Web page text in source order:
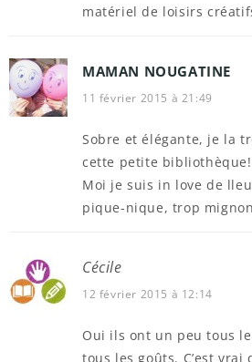
matériel de loisirs
MAMAN NOUGATINE
11 février 2015 à 21:49
Sobre et élégante, je la
cette petite bibliothèque!
Moi je suis in love de
pique-nique, trop
Cécile
12 février 2015 à 12:14
Oui ils ont un peu tous
tous les goûts. C’est vrai